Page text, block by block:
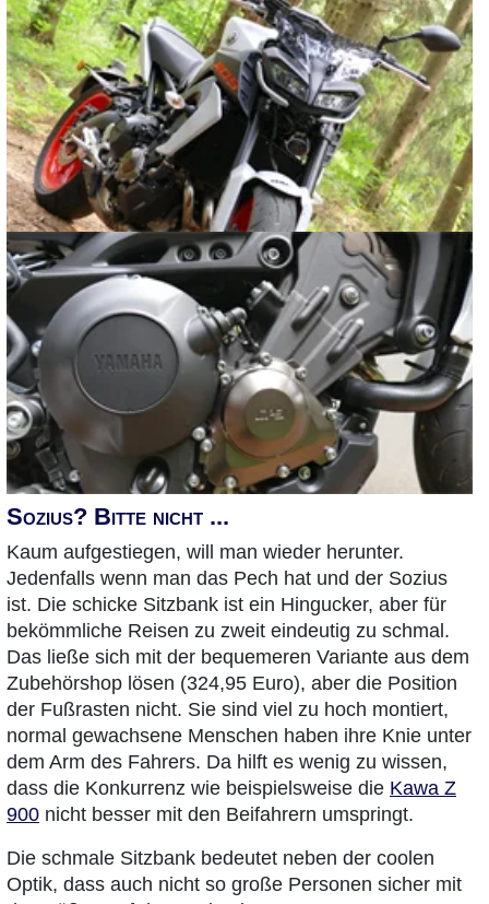
Sozius? Bitte nicht ...
Kaum aufgestiegen, will man wieder herunter.
Jedenfalls wenn man das Pech hat und der Sozius
ist. Die schicke Sitzbank ist ein Hingucker, aber für
bekömmliche Reisen zu zweit eindeutig zu schmal.
Das ließe sich mit der bequemeren Variante aus dem
Zubehörshop lösen (324,95 Euro), aber die Position
der Fußrasten nicht. Sie sind viel zu hoch montiert,
normal gewachsene Menschen haben ihre Knie unter
dem Arm des Fahrers. Da hilft es wenig zu wissen,
dass die Konkurrenz wie beispielsweise die Kawa Z
900 nicht besser mit den Beifahrern umspringt.
Die schmale Sitzbank bedeutet neben der coolen
Optik, dass auch nicht so große Personen sicher mit